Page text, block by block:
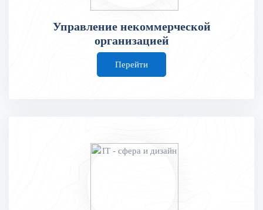
Управление некоммерческой
организацией
Перейти